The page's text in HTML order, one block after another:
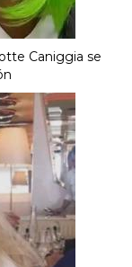
Caniggia se